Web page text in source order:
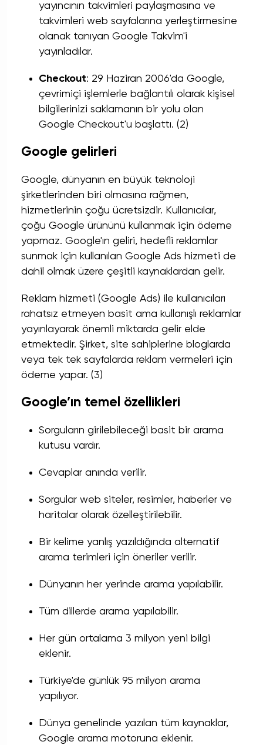
yayıncının takvimleri paylaşmasına ve
takvimleri web sayfalarına yerleştirmesine
olanak tanıyan Google Takvim'i
yayınladılar.
Checkout: 29 Haziran 2006'da Google,
çevrimiçi işlemlerle bağlantılı olarak kişisel
bilgilerinizi saklamanın bir yolu olan
Google Checkout'u başlattı. (2)
Google gelirleri
Google, dünyanın en büyük teknoloji
şirketlerinden biri olmasına rağmen,
hizmetlerinin çoğu ücretsizdir. Kullanıcılar,
çoğu Google ürününü kullanmak için ödeme
yapmaz. Google'ın geliri, hedefli reklamlar
sunmak için kullanılan Google Ads hizmeti de
dahil olmak üzere çeşitli kaynaklardan gelir.
Reklam hizmeti (Google Ads) ile kullanıcıları
rahatsız etmeyen basit ama kullanışlı reklamlar
yayınlayarak önemli miktarda gelir elde
etmektedir. Şirket, site sahiplerine bloglarda
veya tek tek sayfalarda reklam vermeleri için
ödeme yapar. (3)
Google’ın temel özellikleri
Sorguların girilebileceği basit bir arama
kutusu vardır.
Cevaplar anında verilir.
Sorgular web siteler, resimler, haberler ve
haritalar olarak özelleştirilebilir.
Bir kelime yanlış yazıldığında alternatif
arama terimleri için öneriler verilir.
Dünyanın her yerinde arama yapılabilir.
Tüm dillerde arama yapılabilir.
Her gün ortalama 3 milyon yeni bilgi
eklenir.
Türkiye'de günlük 95 milyon arama
yapılıyor.
Dünya genelinde yazılan tüm kaynaklar,
Google arama motoruna eklenir.